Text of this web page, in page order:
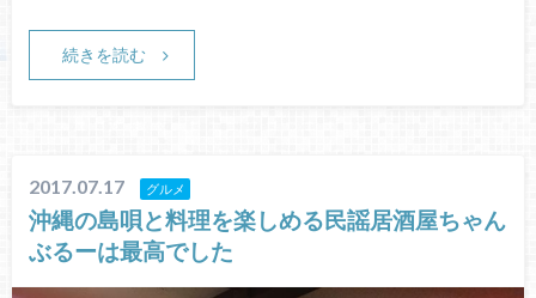
続きを読む
2017.07.17 グルメ
沖縄の島唄と料理を楽しめる民謡居酒屋ちゃん
ぶるーは最高でした